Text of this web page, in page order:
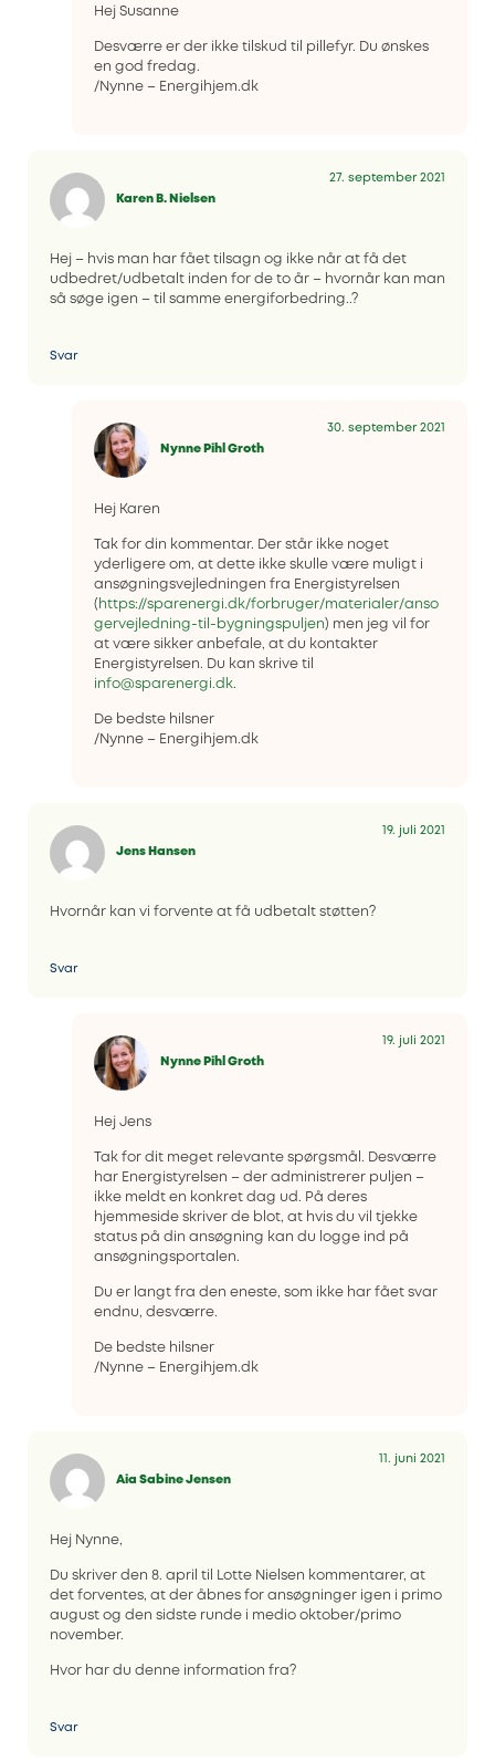
Hej Susanne
Desværre er der ikke tilskud til pillefyr. Du ønskes
en god fredag.
/Nynne – Energihjem.dk
Karen B. Nielsen
27. september 2021
Hej – hvis man har fået tilsagn og ikke når at få det
udbedret/udbetalt inden for de to år – hvornår kan man
så søge igen – til samme energiforbedring..?
Svar
Nynne Pihl Groth
30. september 2021
Hej Karen
Tak for din kommentar. Der står ikke noget
yderligere om, at dette ikke skulle være muligt i
ansøgningsvejledningen fra Energistyrelsen
( https://sparenergi.dk/forbruger/materialer/anso
gervejledning-til-bygningspuljen) men jeg vil for
at være sikker anbefale, at du kontakter
Energistyrelsen. Du kan skrive til
info@sparenergi.dk.
De bedste hilsner
/Nynne – Energihjem.dk
Jens Hansen
19. juli 2021
Hvornår kan vi forvente at få udbetalt støtten?
Svar
Nynne Pihl Groth
19. juli 2021
Hej Jens
Tak for dit meget relevante spørgsmål. Desværre
har Energistyrelsen – der administrerer puljen –
ikke meldt en konkret dag ud. På deres
hjemmeside skriver de blot, at hvis du vil tjekke
status på din ansøgning kan du logge ind på
ansøgningsportalen.
Du er langt fra den eneste, som ikke har fået svar
endnu, desværre.
De bedste hilsner
/Nynne – Energihjem.dk
Aia Sabine Jensen
11. juni 2021
Hej Nynne,
Du skriver den 8. april til Lotte Nielsen kommentarer, at
det forventes, at der åbnes for ansøgninger igen i primo
august og den sidste runde i medio oktober/primo
november.
Hvor har du denne information fra?
Svar